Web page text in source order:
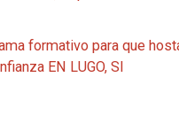
formativo para que
EN LUGO, SI